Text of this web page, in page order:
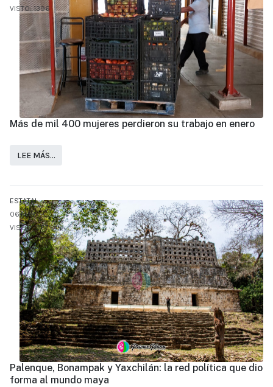
VISTO: 1396
Más de mil 400 mujeres perdieron su trabajo en enero
LEE MÁS…
ESTATAL
06.MAR
VISTO: 1367
Palenque, Bonampak y Yaxchilán: la red política que dio
forma al mundo maya